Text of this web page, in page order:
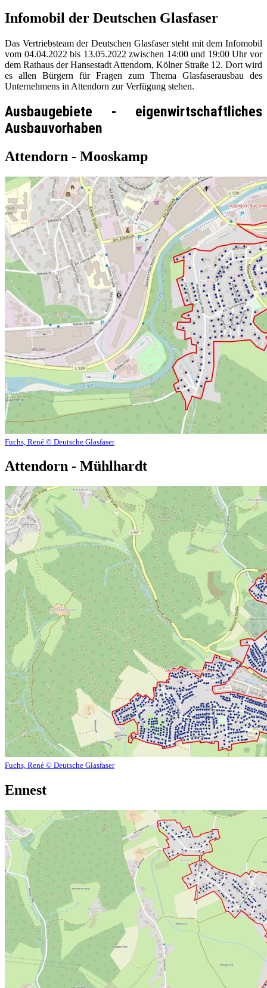
Infomobil der Deutschen Glasfaser
Das Vertriebsteam der Deutschen Glasfaser steht mit dem Infomobil
vom 04.04.2022 bis 13.05.2022 zwischen 14:00 und 19:00 Uhr vor
dem Rathaus der Hansestadt Attendorn, Kölner Straße 12. Dort wird
es allen Bürgern für Fragen zum Thema Glasfaserausbau des
Unternehmens in Attendorn zur Verfügung stehen.
Ausbaugebiete - eigenwirtschaftliches
Ausbauvorhaben
Attendorn - Mooskamp
Fuchs, René © Deutsche Glasfaser
Attendorn - Mühlhardt
Fuchs, René © Deutsche Glasfaser
Ennest